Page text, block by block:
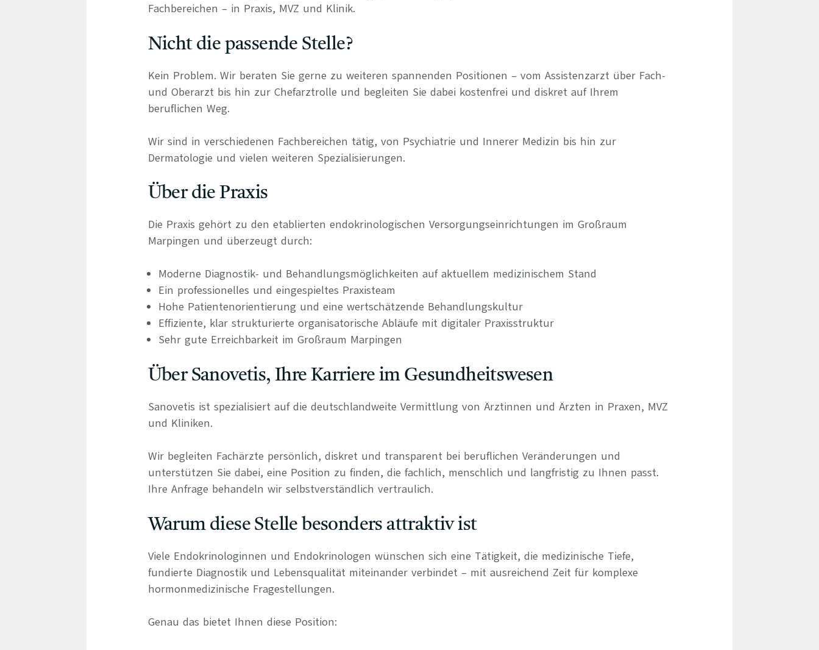
Fachbereichen – in Praxis, MVZ und Klinik.
Nicht die passende Stelle?
Kein Problem. Wir beraten Sie gerne zu weiteren spannenden Positionen – vom Assistenzarzt über Fach-
und Oberarzt bis hin zur Chefarztrolle und begleiten Sie dabei kostenfrei und diskret auf Ihrem
beruflichen Weg.
Wir sind in verschiedenen Fachbereichen tätig, von Psychiatrie und Innerer Medizin bis hin zur
Dermatologie und vielen weiteren Spezialisierungen.
Über die Praxis
Die Praxis gehört zu den etablierten endokrinologischen Versorgungseinrichtungen im Großraum
Marpingen und überzeugt durch:
Moderne Diagnostik- und Behandlungsmöglichkeiten auf aktuellem medizinischem Stand
Ein professionelles und eingespieltes Praxisteam
Hohe Patientenorientierung und eine wertschätzende Behandlungskultur
Effiziente, klar strukturierte organisatorische Abläufe mit digitaler Praxisstruktur
Sehr gute Erreichbarkeit im Großraum Marpingen
Über Sanovetis, Ihre Karriere im Gesundheitswesen
Sanovetis ist spezialisiert auf die deutschlandweite Vermittlung von Ärztinnen und Ärzten in Praxen, MVZ
und Kliniken.
Wir begleiten Fachärzte persönlich, diskret und transparent bei beruflichen Veränderungen und
unterstützen Sie dabei, eine Position zu finden, die fachlich, menschlich und langfristig zu Ihnen passt.
Ihre Anfrage behandeln wir selbstverständlich vertraulich.
Warum diese Stelle besonders attraktiv ist
Viele Endokrinologinnen und Endokrinologen wünschen sich eine Tätigkeit, die medizinische Tiefe,
fundierte Diagnostik und Lebensqualität miteinander verbindet – mit ausreichend Zeit für komplexe
hormonmedizinische Fragestellungen.
Genau das bietet Ihnen diese Position: